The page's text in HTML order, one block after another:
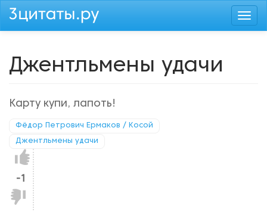
Перейти
Джентльмены удачи
Карту купи, лапоть!
Фёдор Петрович Ермаков / Косой
Джентльмены удачи
Нравится!
-1
Не
нравится!